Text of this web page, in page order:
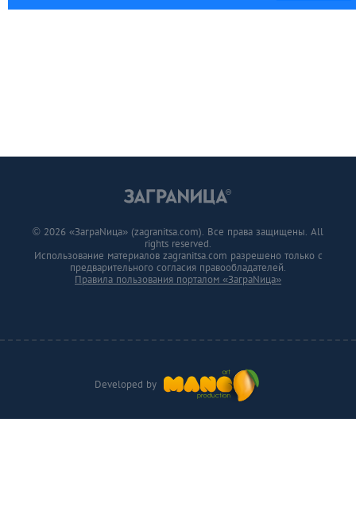
Developed by
© 2026 «ЗаграNица» (zagranitsa.com). Все права защищены. All
rights reserved.
Использование материалов zagranitsa.com разрешено только с
предварительного согласия правообладателей.
Правила пользования порталом «ЗаграNица»